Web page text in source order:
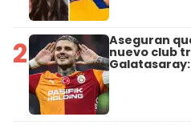
2 Aseguran
nuevo club